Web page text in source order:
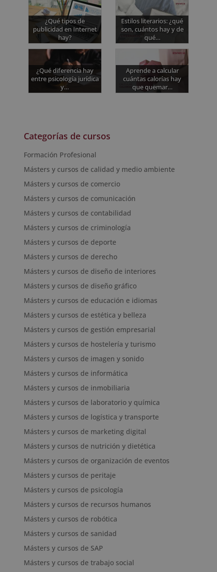
¿Qué tipos de
publicidad en Internet
hay?
Estilos literarios: ¿qué
son, cuántos hay y de
qué…
¿Qué diferencia hay
entre psicología jurídica
y…
Aprende a calcular
cuántas calorías hay
que quemar…
Categorías de cursos
Formación Profesional
Másters y cursos de calidad y medio ambiente
Másters y cursos de comercio
Másters y cursos de comunicación
Másters y cursos de contabilidad
Másters y cursos de criminología
Másters y cursos de deporte
Másters y cursos de derecho
Másters y cursos de diseño de interiores
Másters y cursos de diseño gráfico
Másters y cursos de educación e idiomas
Másters y cursos de estética y belleza
Másters y cursos de gestión empresarial
Másters y cursos de hostelería y turismo
Másters y cursos de imagen y sonido
Másters y cursos de informática
Másters y cursos de inmobiliaria
Másters y cursos de laboratorio y química
Másters y cursos de logística y transporte
Másters y cursos de marketing digital
Másters y cursos de nutrición y dietética
Másters y cursos de organización de eventos
Másters y cursos de peritaje
Másters y cursos de psicología
Másters y cursos de recursos humanos
Másters y cursos de robótica
Másters y cursos de sanidad
Másters y cursos de SAP
Másters y cursos de trabajo social